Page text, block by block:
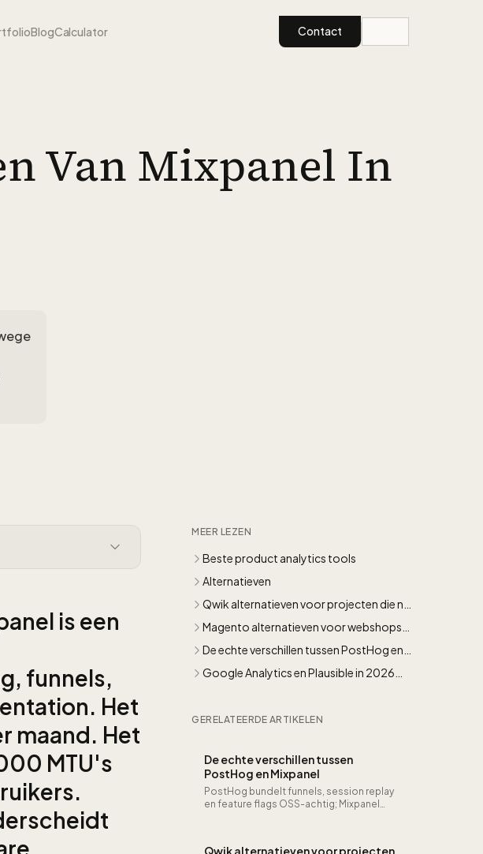
BlogCalculator Contact
Van Mixpanel In
is een
funnels,
Het
maand. Het
MTU's
MEER LEZEN
Beste product analytics tools
Alternatieven
Qwik alternatieven voor projecten die nu
al moeten presteren
Magento alternatieven voor webshops
die sneller willen groeien
De echte verschillen tussen PostHog en
Mixpanel
Google Analytics en Plausible in 2026
GERELATEERDE ARTIKELEN
De echte verschillen tussen
PostHog en Mixpanel
PostHog bundelt funnels, session replay
en feature flags OSS-achtig; Mixpanel
Qwik alternatieven voor projecten